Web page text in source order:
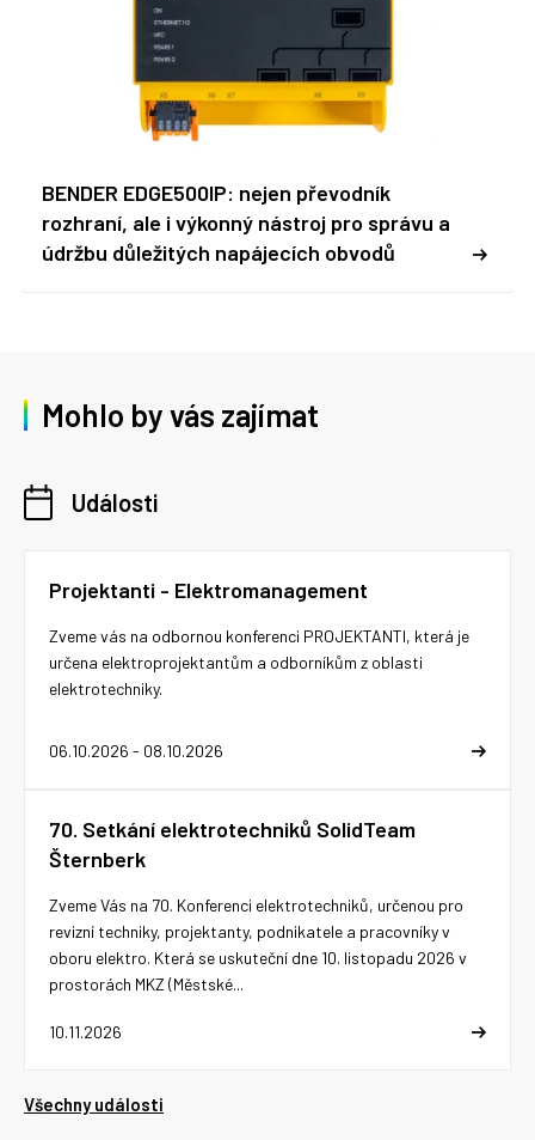
BENDER EDGE500IP: nejen převodník
rozhraní, ale i výkonný nástroj pro správu a
údržbu důležitých napájecích obvodů
Mohlo by vás zajímat
Události
Projektanti - Elektromanagement
06.10.2026 - 08.10.2026
Zveme vás na odbornou konferenci PROJEKTANTI, která je
určena elektroprojektantům a odborníkům z oblasti
elektrotechniky.
70. Setkání elektrotechniků SolidTeam
Šternberk
10.11.2026
Zveme Vás na 70. Konferenci elektrotechniků, určenou pro
revizní techniky, projektanty, podnikatele a pracovníky v
oboru elektro. Která se uskuteční dne 10. listopadu 2026 v
prostorách MKZ (Městské...
Všechny události